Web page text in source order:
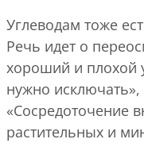
Углеводам тоже
Речь идет о
хороший и плохой
нужно
«Сосредоточение
растительных и